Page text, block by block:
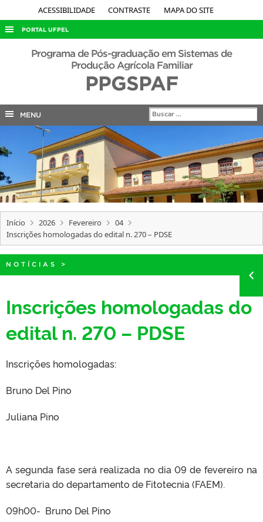
ACESSIBILIDADE CONTRASTE MAPA DO SITE
PORTAL UFPEL
ACESSO À INFORMAÇÃO
EDITAIS
INTERNACIONAL
OUVIDORIA
PORTARIAS
Programa de Pós-graduação em Sistemas de
Produção Agrícola Familiar
PPGSPAF
MENU
Início 2026 Fevereiro
04
Inscrições homologadas do edital n. 270 – PDSE
NOTÍCIAS >
Inscrições homologadas do
edital n. 270 – PDSE
Inscrições homologadas:
Bruno Del Pino
Juliana Pino
A segunda fase será realizada no dia 09 de fevereiro na
secretaria do departamento de Fitotecnia (FAEM).
09h00- Bruno Del Pino